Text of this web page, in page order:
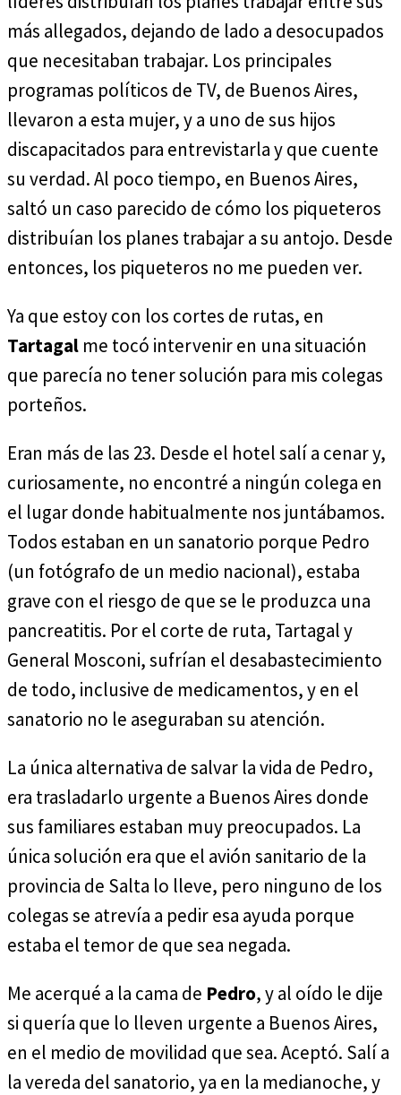
más allegados, dejando de lado a desocupados
que necesitaban trabajar. Los principales
programas políticos de TV, de Buenos Aires,
llevaron a esta mujer, y a uno de sus hijos
discapacitados para entrevistarla y que cuente
su verdad. Al poco tiempo, en Buenos Aires,
saltó un caso parecido de cómo los piqueteros
distribuían los planes trabajar a su antojo. Desde
entonces, los piqueteros no me pueden ver.
Ya que estoy con los cortes de rutas, en
Tartagal me tocó intervenir en una situación
que parecía no tener solución para mis colegas
porteños.
Eran más de las 23. Desde el hotel salí a cenar y,
curiosamente, no encontré a ningún colega en
el lugar donde habitualmente nos juntábamos.
Todos estaban en un sanatorio porque Pedro
(un fotógrafo de un medio nacional), estaba
grave con el riesgo de que se le produzca una
pancreatitis. Por el corte de ruta, Tartagal y
General Mosconi, sufrían el desabastecimiento
de todo, inclusive de medicamentos, y en el
sanatorio no le aseguraban su atención.
La única alternativa de salvar la vida de Pedro,
era trasladarlo urgente a Buenos Aires donde
sus familiares estaban muy preocupados. La
única solución era que el avión sanitario de la
provincia de Salta lo lleve, pero ninguno de los
colegas se atrevía a pedir esa ayuda porque
estaba el temor de que sea negada.
Me acerqué a la cama de Pedro, y al oído le dije
si quería que lo lleven urgente a Buenos Aires,
en el medio de movilidad que sea. Aceptó. Salí a
la vereda del sanatorio, ya en la medianoche, y